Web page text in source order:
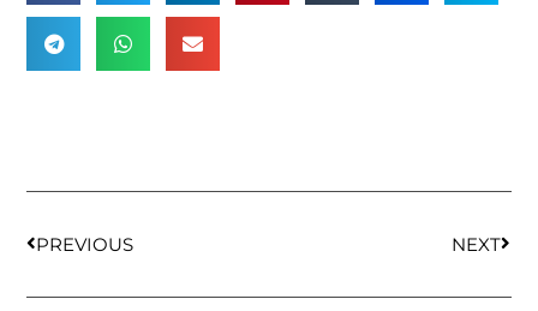
PREVIOUS NEXT